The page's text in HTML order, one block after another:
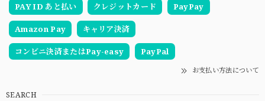
PAY ID あと払い
クレジットカード PayPay
Amazon Pay キャリア決済
コンビニ決済またはPay-easy PayPal
お支払い方法について
SEARCH